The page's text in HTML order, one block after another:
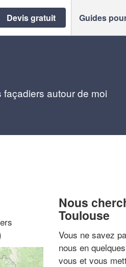
Devis gratuit Guides
autour de moi
Nous
Toulouse
Vous ne savez
nous en
vous et vous